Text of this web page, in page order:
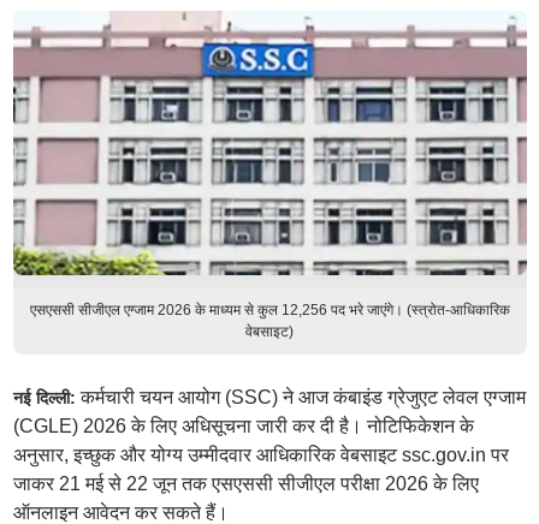
एसएससी सीजीएल एग्जाम 2026 के माध्यम से कुल 12,256 पद भरे जाएंगे। (स्त्रोत-आधिकारिक
वेबसाइट)
नई दिल्ली: कर्मचारी चयन आयोग (SSC) ने आज कंबाइंड ग्रेजुएट लेवल एग्जाम
(CGLE) 2026 के लिए अधिसूचना जारी कर दी है। नोटिफिकेशन के
अनुसार, इच्छुक और योग्य उम्मीदवार आधिकारिक वेबसाइट ssc.gov.in पर
जाकर 21 मई से 22 जून तक एसएससी सीजीएल परीक्षा 2026 के लिए
ऑनलाइन आवेदन कर सकते हैं।